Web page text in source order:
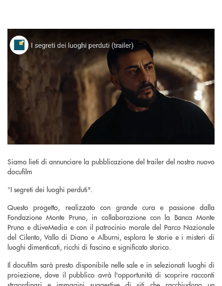
Siamo lieti di annunciare la pubblicazione del trailer del nostro nuovo
docufilm
“I segreti dei luoghi perduti".
Questo progetto, realizzato con grande cura e passione dalla
Fondazione Monte Pruno, in collaborazione con la Banca Monte
Pruno e dLiveMedia e con il patrocinio morale del Parco Nazionale
del Cilento, Vallo di Diano e Alburni, esplora le storie e i misteri di
luoghi dimenticati, ricchi di fascino e significato storico.
Il docufilm sarà presto disponibile nelle sale e in selezionati luoghi di
proiezione, dove il pubblico avrà l'opportunità di scoprire racconti